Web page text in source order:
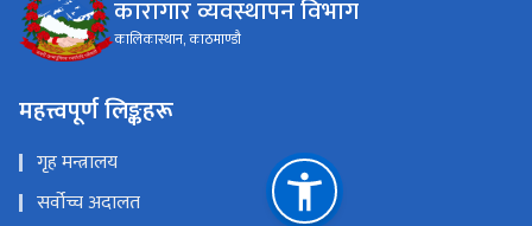
कारागार व्यवस्थापन विभाग
कालिकास्थान, काठमाण्डौ
महत्त्वपूर्ण लिङ्कहरू
गृह मन्त्रालय
सर्वोच्च अदालत